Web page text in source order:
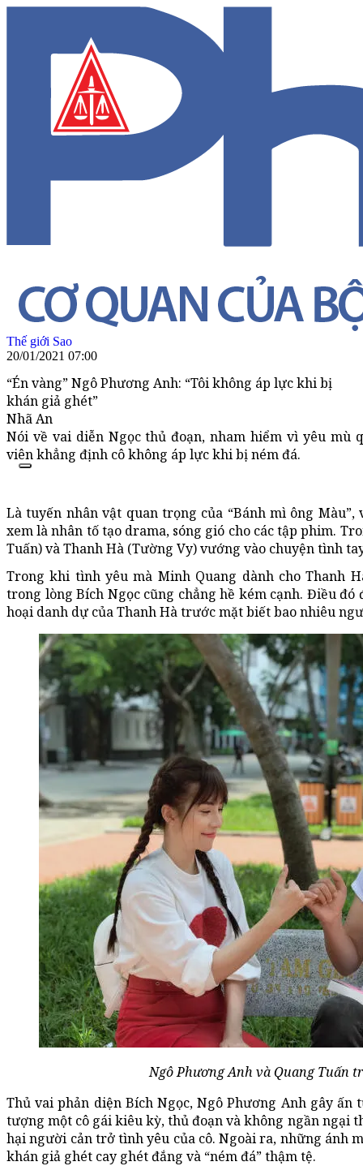
Thế giới Sao
20/01/2021 07:00
“Én vàng” Ngô Phương Anh: “Tôi không áp lực khi bị
khán giả ghét”
Nhã An
Nói về vai diễn Ngọc thủ đoạn, nham hiểm vì yêu mù
viên khẳng định cô không áp lực khi bị ném đá.
Là tuyến nhân vật quan trọng của “Bánh mì ông
xem là nhân tố tạo drama, sóng gió cho các tập phim.
Tuấn) và Thanh Hà (Tường Vy) vướng vào chuyện tình
Trong khi tình yêu mà Minh Quang dành cho Thanh
trong lòng Bích Ngọc cũng chẳng hề kém cạnh. Điều
hoại danh dự của Thanh Hà trước mặt biết bao nhiêu
Ngô Phương Anh và Quang Tuấn
Thủ vai phản diện Bích Ngọc, Ngô Phương Anh gây
tượng một cô gái kiêu kỳ, thủ đoạn và không ngần ngại
hại người cản trở tình yêu của cô. Ngoài ra, những ánh
khán giả ghét cay ghét đắng và “ném đá” thậm tệ.